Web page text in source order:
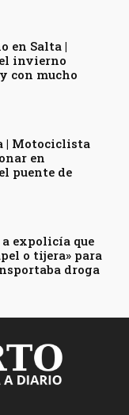
en Salta |
invierno
con mucho
| Motociclista
en
puente de
expolicía que
o tijera» para
droga